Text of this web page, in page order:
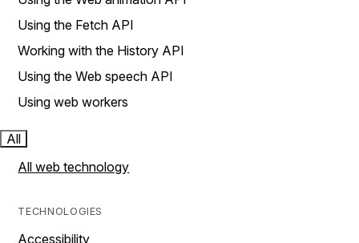
Using the Fetch API
Working with the History API
Using the Web speech API
Using web workers
All
All web technology
TECHNOLOGIES
Accessibility